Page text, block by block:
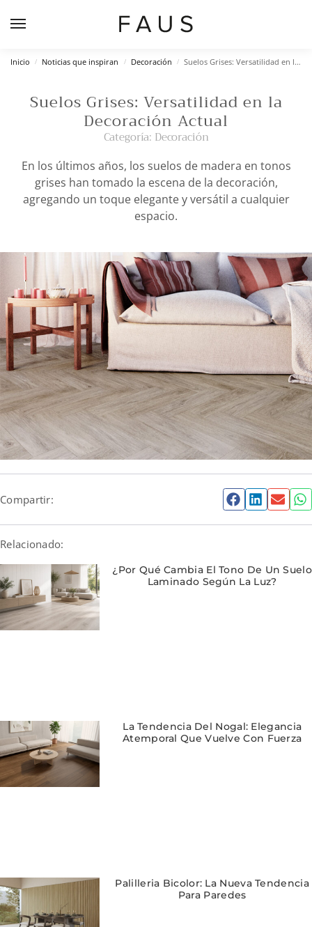
Inicio / Noticias que inspiran / Decoración / Suelos Grises: Versatilidad en la Decoración Actual
Suelos Grises: Versatilidad en la
Decoración Actual
Categoría: Decoración
En los últimos años, los suelos de madera en tonos
grises han tomado la escena de la decoración,
agregando un toque elegante y versátil a cualquier
espacio.
Compartir:
Relacionado:
¿Por Qué Cambia El Tono De Un Suelo
Laminado Según La Luz?
La Tendencia Del Nogal: Elegancia
Atemporal Que Vuelve Con Fuerza
Palilleria Bicolor: La Nueva Tendencia
Para Paredes